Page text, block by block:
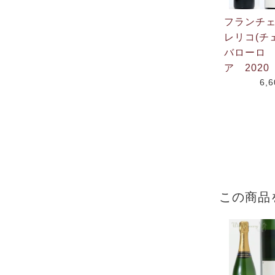
フランチ
レリコ(
バローロ
ア 2020
この商